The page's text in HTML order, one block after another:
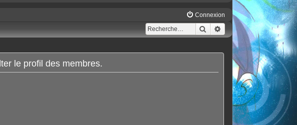
Connexion
RechercherRecherche avancée
le profil des membres.